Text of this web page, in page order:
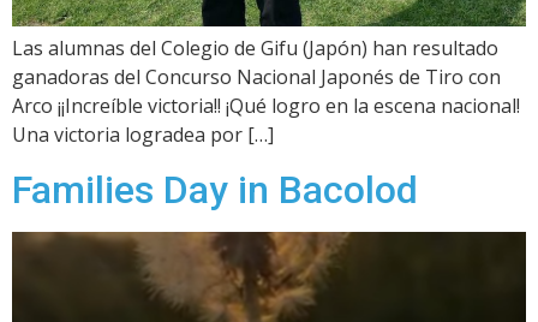
Las alumnas del Colegio de Gifu (Japón) han resultado
ganadoras del Concurso Nacional Japonés de Tiro con
Arco ¡¡Increíble victoria!! ¡Qué logro en la escena nacional!
Una victoria logradea por […]
Families Day in Bacolod